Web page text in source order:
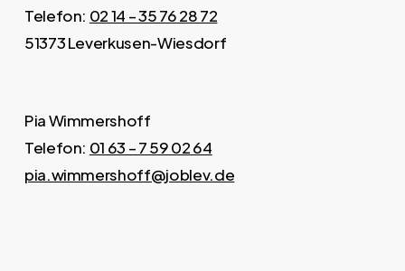
Telefon: 02 14 – 35 76 28 72
51373 Leverkusen-Wiesdorf
Pia Wimmershoff
Telefon: 01 63 – 7 59 02 64
pia.wimmershoff@joblev.de